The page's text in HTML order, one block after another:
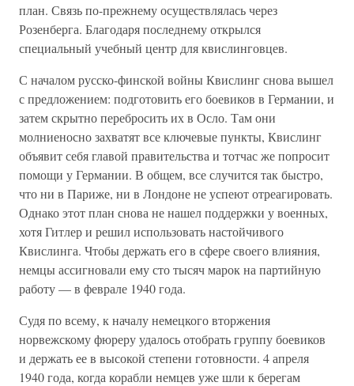
план. Связь по-прежнему осуществлялась через
Розенберга. Благодаря последнему открылся
специальный учебный центр для квислинговцев.
С началом русско-финской войны Квислинг снова вышел
с предложением: подготовить его боевиков в Германии, и
затем скрытно перебросить их в Осло. Там они
молниеносно захватят все ключевые пункты, Квислинг
объявит себя главой правительства и тотчас же попросит
помощи у Германии. В общем, все случится так быстро,
что ни в Париже, ни в Лондоне не успеют отреагировать.
Однако этот план снова не нашел поддержки у военных,
хотя Гитлер и решил использовать настойчивого
Квислинга. Чтобы держать его в сфере своего влияния,
немцы ассигновали ему сто тысяч марок на партийную
работу — в феврале 1940 года.
Судя по всему, к началу немецкого вторжения
норвежскому фюреру удалось отобрать группу боевиков
и держать ее в высокой степени готовности. 4 апреля
1940 года, когда корабли немцев уже шли к берегам